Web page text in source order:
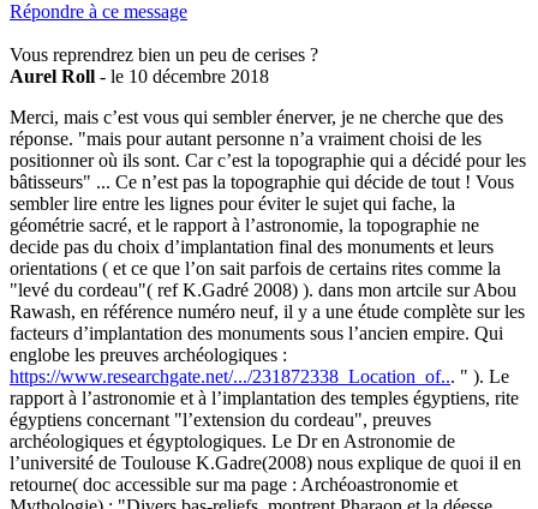
Répondre à ce message
Vous reprendrez bien un peu de cerises ?
Aurel Roll - le 10 décembre 2018
Merci, mais c’est vous qui sembler énerver, je ne cherche que des
réponse. "mais pour autant personne n’a vraiment choisi de les
positionner où ils sont. Car c’est la topographie qui a décidé pour les
bâtisseurs" ... Ce n’est pas la topographie qui décide de tout ! Vous
sembler lire entre les lignes pour éviter le sujet qui fache, la
géométrie sacré, et le rapport à l’astronomie, la topographie ne
decide pas du choix d’implantation final des monuments et leurs
orientations ( et ce que l’on sait parfois de certains rites comme la
"levé du cordeau"( ref K.Gadré 2008) ). dans mon artcile sur Abou
Rawash, en référence numéro neuf, il y a une étude complète sur les
facteurs d’implantation des monuments sous l’ancien empire. Qui
englobe les preuves archéologiques :
https://www.researchgate.net/.../231872338_Location_of... " ). Le
rapport à l’astronomie et à l’implantation des temples égyptiens, rite
égyptiens concernant "l’extension du cordeau", preuves
archéologiques et égyptologiques. Le Dr en Astronomie de
l’université de Toulouse K.Gadre(2008) nous explique de quoi il en
retourne( doc accessible sur ma page : Archéoastronomie et